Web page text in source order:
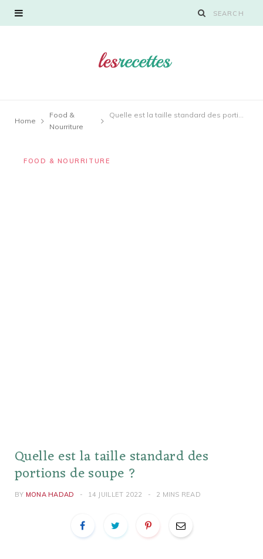
Home
Food &
Nourriture
Quelle est la taille standard des portions de soupe ?
FOOD & NOURRITURE
Quelle est la taille standard des
portions de soupe ?
BY MONA HADAD 14 JUILLET 2022 2 MINS READ